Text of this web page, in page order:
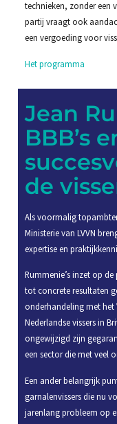
technieken, zonder een
partij vraagt ook
een vergoeding voor
Het programma
Jean
BBB’s
de
Als voormalig
Ministerie van LVVN
expertise en
Rummenie’s inzet op
tot concrete resultaten
onderhandeling met
Nederlandse vissers in
ongewijzigd zijn
een sector die met veel
Een ander belangrijk
garnalenvissers die nu
jarenlang probleem op